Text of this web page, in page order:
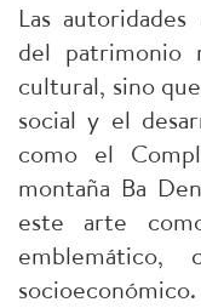
Las
del patrimonio
cultural, sino
social y el
como el
montaña Ba
este arte
emblemático,
socioeconómico.